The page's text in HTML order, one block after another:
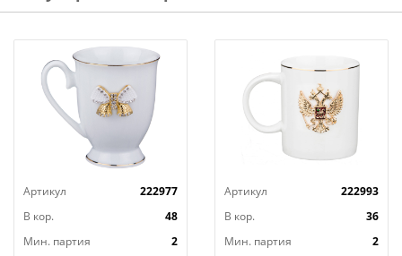
Артикул
222977
В кор.
48
Мин. партия
2
Артикул
222993
В кор.
36
Мин. партия
2